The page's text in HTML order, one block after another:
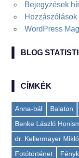
Bejegyzések
Hozzászólások
WordPress
BLOG
CÍMKÉK
Anna-bál Balaton
Benke László
dr. Kellermayer
Fotótörténet